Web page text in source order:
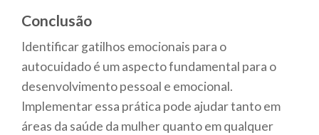
Conclusão
Identificar gatilhos emocionais para o
autocuidado é um aspecto fundamental para o
desenvolvimento pessoal e emocional.
Implementar essa prática pode ajudar tanto em
áreas da saúde da mulher quanto em qualquer